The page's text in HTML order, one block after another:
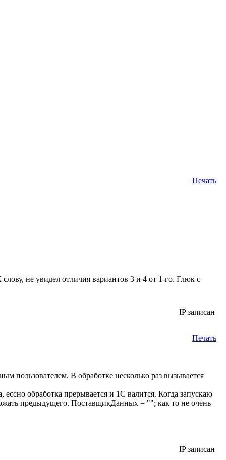
Печать
не увидел отличия вариантов 3 и 4 от 1-го. Глюк с
IP записан
Печать
пользователем. В обработке несколько раз вызывается
обработка прерывается и 1С валится. Когда запускаю
предыдущего. ПоставщикДанных = ""; как то не очень
IP записан